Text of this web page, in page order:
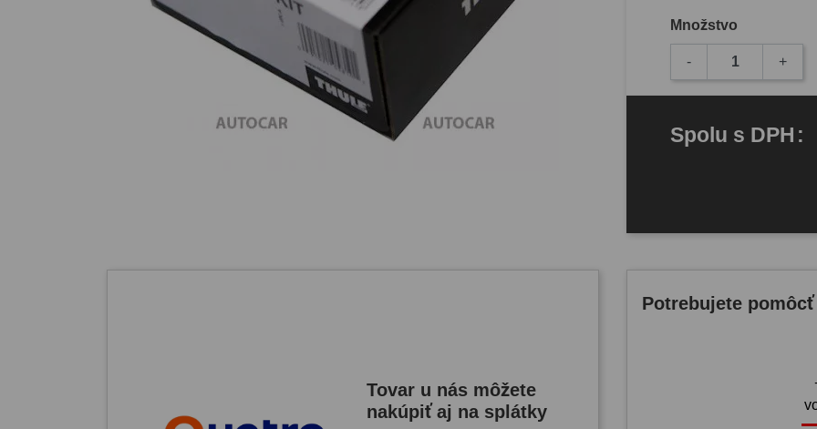
Množstvo
- +
Spolu s DPH:
Tovar u nás môžete
nakúpiť aj na splátky
Potrebujete